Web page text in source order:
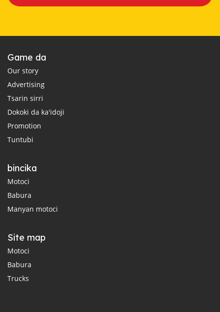
Game da
Our story
Advertising
Tsarin sirri
Dokoki da ka'idoji
Promotion
Tuntubi
bincika
Motoci
Babura
Manyan motoci
Site map
Motoci
Babura
Trucks